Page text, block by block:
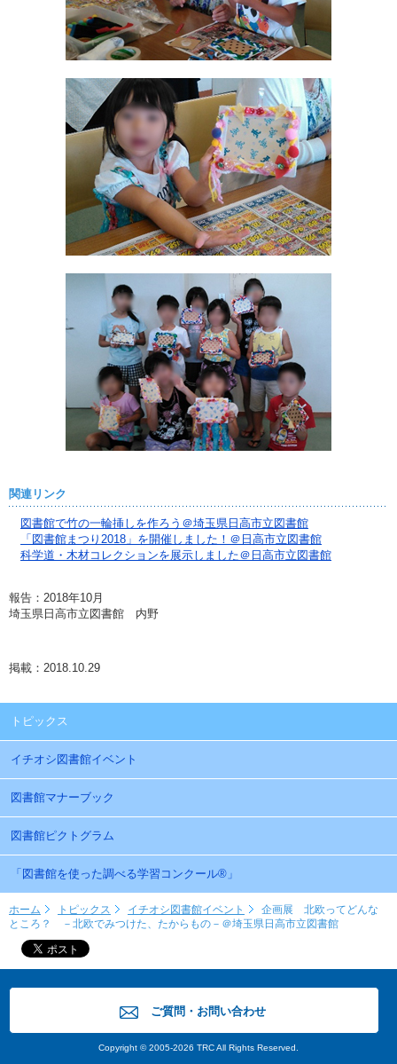
関連リンク
図書館で竹の一輪挿しを作ろう＠埼玉県日高市立図書館
「図書館まつり2018」を開催しました！＠日高市立図書館
科学道・木材コレクションを展示しました＠日高市立図書館
報告：2018年10月
埼玉県日高市立図書館 内野
掲載：2018.10.29
トピックス
イチオシ図書館イベント
図書館マナーブック
図書館ピクトグラム
「図書館を使った調べる学習コンクール®」
ホーム トピックス イチオシ図書館イベント
企画展 北欧ってどんな
ところ？ －北欧でみつけた、たからもの－＠埼玉県日高市立図書館
ご質問・お問い合わせ
Copyright © 2005-2026 TRC All Rights Reserved.